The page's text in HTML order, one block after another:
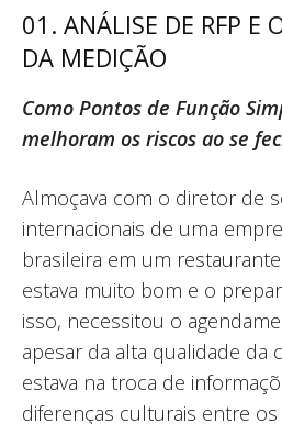
01. ANÁLISE DE RFP E
DA MEDIÇÃO
Como Pontos de Função
melhoram os riscos ao se
Almoçava com o diretor de
internacionais de uma
brasileira em um
estava muito bom e o
isso, necessitou o
apesar da alta qualidade da
estava na troca de
diferenças culturais entre